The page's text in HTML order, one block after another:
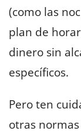
(como las
plan de
dinero sin
específicos.
Pero ten
otras